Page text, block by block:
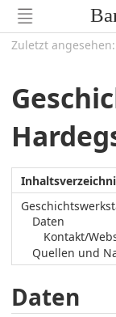
Zuletzt angesehen:
Daten
Kontakt/
Quellen und
Daten